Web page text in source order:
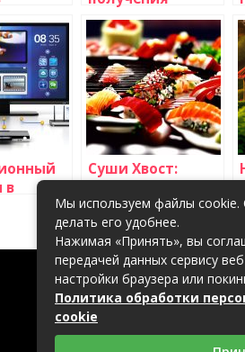
нужны
отзывов для
разных видов
бизнеса
в
Суши Хвост:
японской кухней
прямо у вас дома
Мы используем файлы cookie.
делать его удобнее.
Нажимая «Принять», вы
передачей данных сервису
настройки браузера или
Политика обработки
cookie